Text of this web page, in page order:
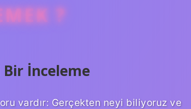
?
Bir İnceleme
vardır: Gerçekten neyi biliyoruz ve